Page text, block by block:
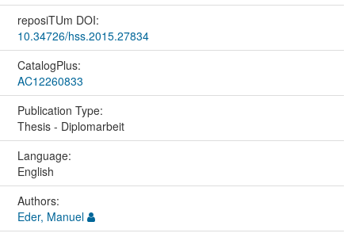
reposiTUm DOI:
10.34726/hss.2015.27834
CatalogPlus:
AC12260833
Publication Type:
Thesis - Diplomarbeit
Language:
English
Authors:
Eder, Manuel